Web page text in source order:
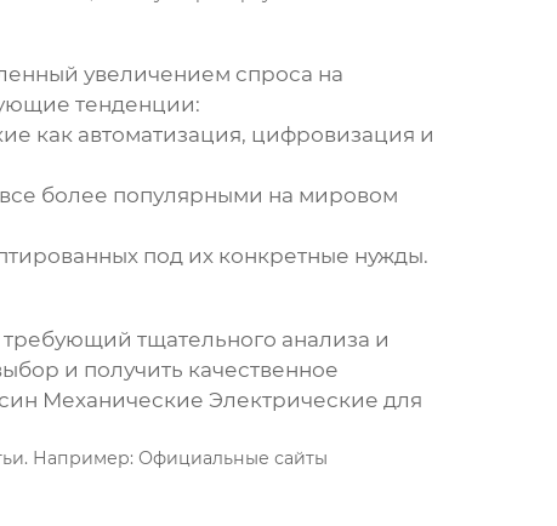
увеличением спроса на
тенденции:
как автоматизация, цифровизация и
все более популярными на мировом
под их конкретные нужды.
требующий тщательного анализа и
и получить качественное
Механические Электрические для
Например: Официальные сайты